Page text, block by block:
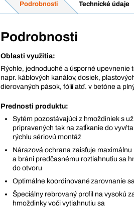
Podrobnosti Technické údaje
Podrobnosti
Oblasti využitia:
Rýchle, jednoduché a úsporné upevnenie
napr. káblových kanálov, dosiek,
dierovaných pások, fólií atď. v betóne a
Prednosti produktu:
Sytém pozostávajúci z hmoždiniek s
pripravených tak na zatĺkanie do
rýchlu sériovú montáž
Nárazová ochrana zaisťuje
a bráni predčasnému roztiahnutiu sa
do otvoru
Optimálne koordinované zarovnanie
Špeciálny rebrovaný profil na vysokú
hmoždinky voči vytiahnutiu sa